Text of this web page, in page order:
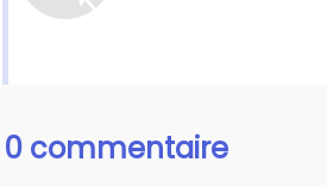
0 commentaire